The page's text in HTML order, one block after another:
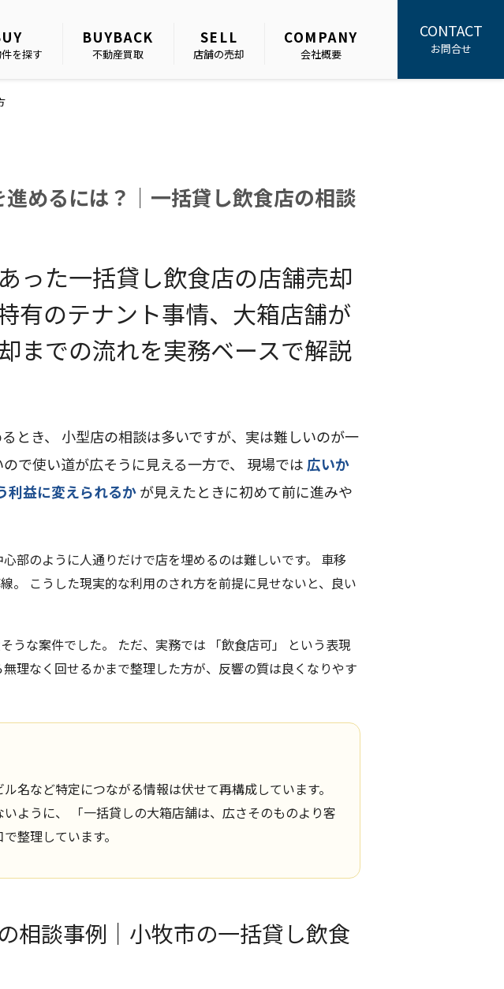
を探す
BUYBACK
不動産買取
SELL
店舗の売却
COMPANY
会社概要
CONTACT
お問合せ
めるには？｜一括貸し飲食店の相談
った一括貸し飲食店の店舗売却
有のテナント事情、大箱店舗が
までの流れを実務ベースで解説
とき、 小型店の相談は多いですが、実は難しいのが一
で使い道が広そうに見える一方で、 現場では 広いか
利益に変えられるかが見えたときに初めて前に進みや
部のように人通りだけで店を埋めるのは難しいです。 車移
。 こうした現実的な利用のされ方を前提に見せないと、良い
うな案件でした。 ただ、実務では 「飲食店可」 という表現
理なく回せるかまで整理した方が、反響の質は良くなりやす
名など特定につながる情報は伏せて再構成しています。
ように、 「一括貸しの大箱店舗は、広さそのものより客
整理しています。
相談事例｜小牧市の一括貸し飲食